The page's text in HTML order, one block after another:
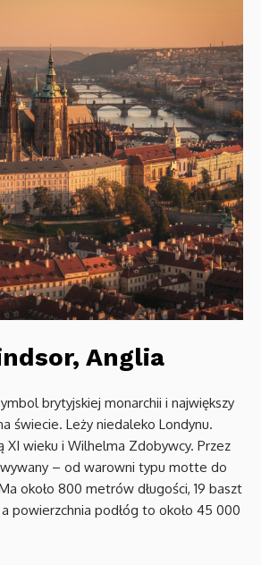
Anglia
brytyjskiej monarchii i największy
świecie. Leży niedaleko Londynu.
XI wieku i Wilhelma Zdobywcy. Przez
– od warowni typu motte do
około 800 metrów długości, 19 baszt
powierzchnia podłóg to około 45 000